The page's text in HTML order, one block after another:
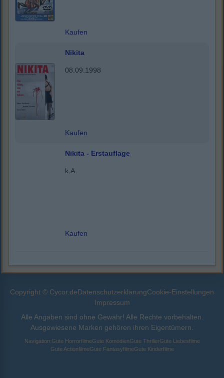
Kaufen
Nikita
08.09.1998
Kaufen
Nikita - Erstauflage
k.A.
Kaufen
Copyright © Cycor.deDatenschutzerklärungCookie-Einstellungen
Impressum
Alle Angaben sind ohne Gewähr! Alle Rechte vorbehalten.
Ausgewiesene Marken gehören ihren Eigentümern.
Navigation:Gute HorrorfilmeGute KomödienGute ThrillerGute Liebesfilme
Gute ActionfilmeGute FantasyfilmeGute Kinderfilme